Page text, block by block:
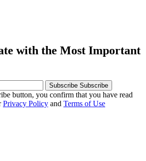
with the Most Important
Subscribe Subscribe
button, you confirm that you have read
Privacy Policy and Terms of Use